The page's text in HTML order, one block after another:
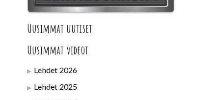
Uusimmat uutiset
Uusimmat videot
Lehdet 2026
Lehdet 2025